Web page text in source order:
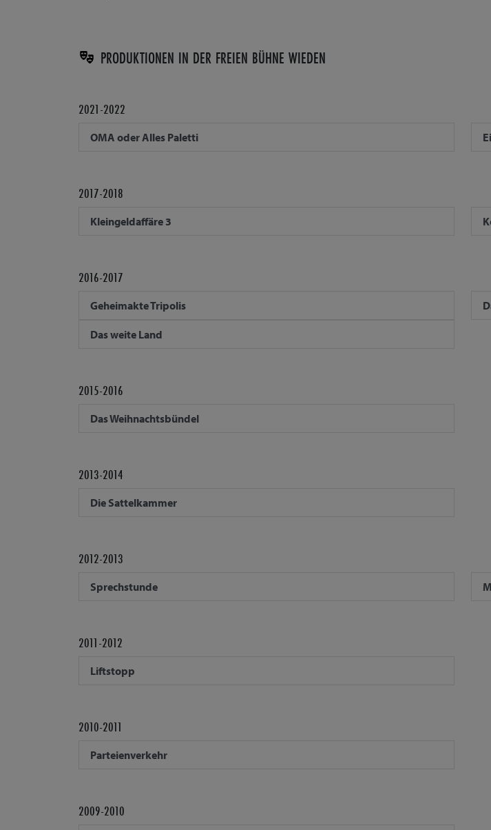
PRODUKTIONEN IN DER FREIEN BÜHNE WIEDEN
2021-2022
OMA oder Alles Paletti
2017-2018
Kleingeldaffäre 3
2016-2017
Geheimakte Tripolis
Das weite Land
2015-2016
Das Weihnachtsbündel
2013-2014
Die Sattelkammer
2012-2013
Sprechstunde
2011-2012
Liftstopp
2010-2011
Parteienverkehr
2009-2010